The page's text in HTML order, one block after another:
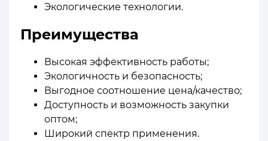
Экологические технологии.
Преимущества
Высокая эффективность работы;
Экологичность и безопасность;
Выгодное соотношение цена/качество;
Доступность и возможность закупки
оптом;
Широкий спектр применения.